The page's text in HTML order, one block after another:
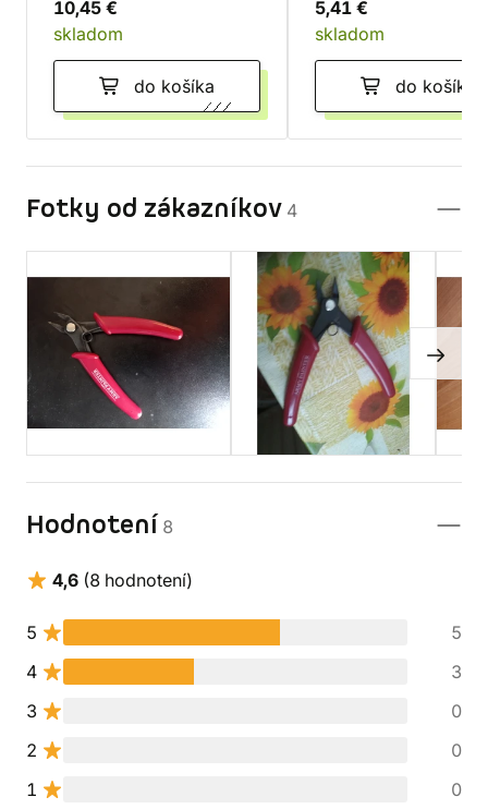
10,45 €
skladom
do košíka
5,41 €
skladom
do košíka
Fotky od zákazníkov 4
Hodnotení 8
4,6 (8 hodnotení)
5
5
4
3
3
0
2
0
1
0